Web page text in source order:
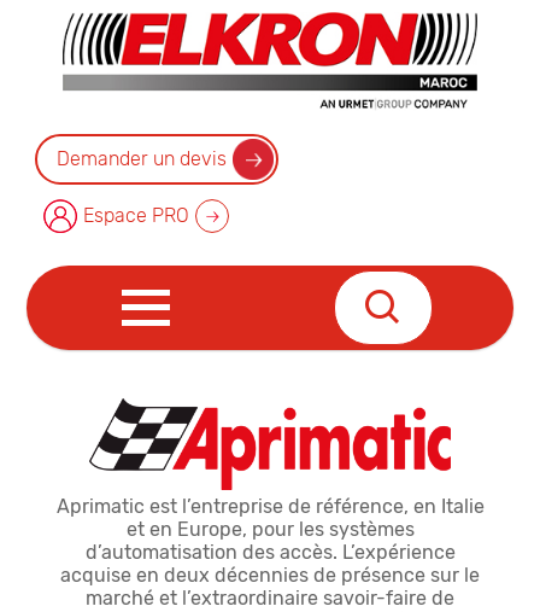
Demander un devis
Espace PRO
Aprimatic est l’entreprise de référence, en Italie
et en Europe, pour les systèmes
d’automatisation des accès. L’expérience
acquise en deux décennies de présence sur le
marché et l’extraordinaire savoir-faire de